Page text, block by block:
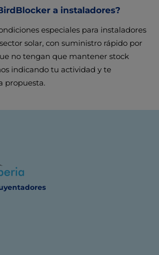
a instaladores?
especiales para instaladores
solar, con suministro rápido por
no tengan que mantener stock
indicando tu actividad y te
propuesta.